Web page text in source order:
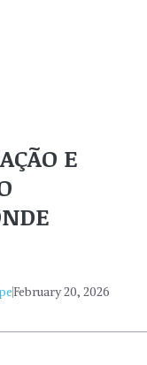
E
February 20, 2026